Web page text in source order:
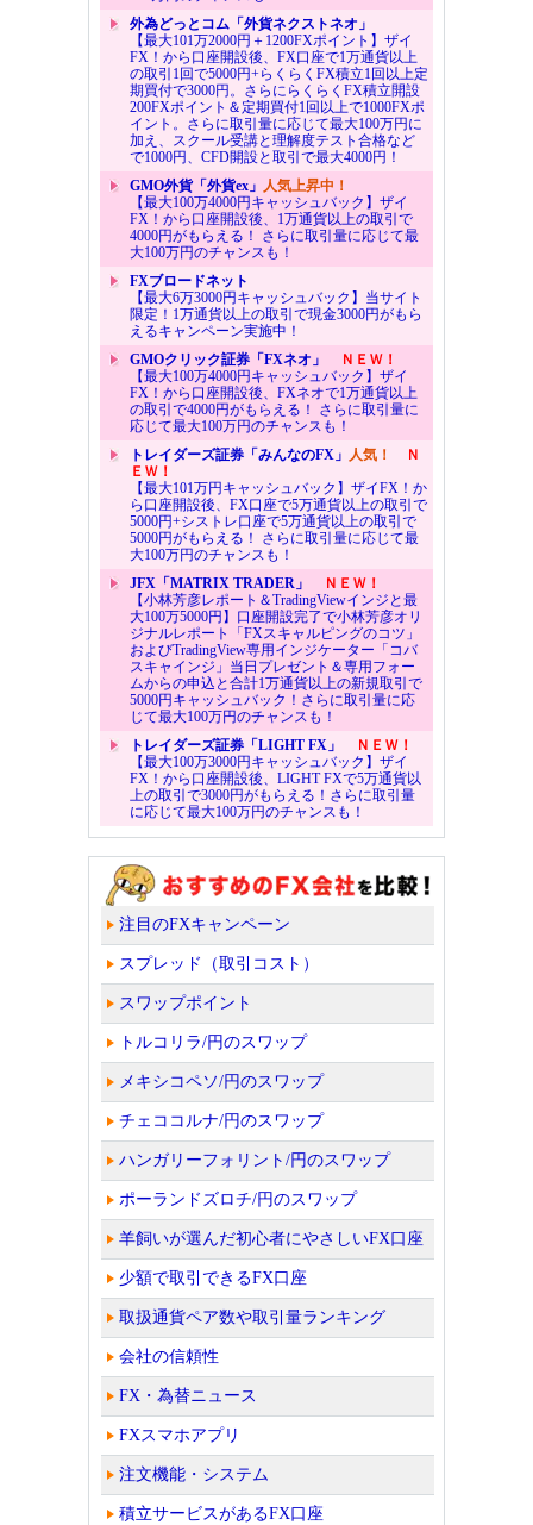
外為どっとコム「外貨ネクストネオ」
【最大101万2000円＋1200FXポイント】ザイ
FX！から口座開設後、FX口座で1万通貨以上
の取引1回で5000円+らくらくFX積立1回以上定
期買付で3000円。さらにらくらくFX積立開設
200FXポイント＆定期買付1回以上で1000FXポ
イント。さらに取引量に応じて最大100万円に
加え、スクール受講と理解度テスト合格など
で1000円、CFD開設と取引で最大4000円！
GMO外貨「外貨ex」 人気上昇中！
【最大100万4000円キャッシュバック】ザイ
FX！から口座開設後、1万通貨以上の取引で
4000円がもらえる！ さらに取引量に応じて最
大100万円のチャンスも！
FXブロードネット
【最大6万3000円キャッシュバック】当サイト
限定！1万通貨以上の取引で現金3000円がもら
えるキャンペーン実施中！
GMOクリック証券「FXネオ」
ＮＥＷ！
【最大100万4000円キャッシュバック】ザイ
FX！から口座開設後、FXネオで1万通貨以上
の取引で4000円がもらえる！ さらに取引量に
応じて最大100万円のチャンスも！
トレイダーズ証券「みんなのFX」 人気！
Ｎ
ＥＷ！
【最大101万円キャッシュバック】ザイFX！か
ら口座開設後、FX口座で5万通貨以上の取引で
5000円+シストレ口座で5万通貨以上の取引で
5000円がもらえる！ さらに取引量に応じて最
大100万円のチャンスも！
JFX「MATRIX TRADER」
ＮＥＷ！
【小林芳彦レポート＆TradingViewインジと最
大100万5000円】口座開設完了で小林芳彦オリ
ジナルレポート「FXスキャルピングのコツ」
およびTradingView専用インジケーター「コバ
スキャインジ」当日プレゼント＆専用フォー
ムからの申込と合計1万通貨以上の新規取引で
5000円キャッシュバック！さらに取引量に応
じて最大100万円のチャンスも！
トレイダーズ証券「LIGHT FX」
ＮＥＷ！
【最大100万3000円キャッシュバック】ザイ
FX！から口座開設後、LIGHT FXで5万通貨以
上の取引で3000円がもらえる！さらに取引量
に応じて最大100万円のチャンスも！
注目のFXキャンペーン
スプレッド（取引コスト）
スワップポイント
トルコリラ/円のスワップ
メキシコペソ/円のスワップ
チェココルナ/円のスワップ
ハンガリーフォリント/円のスワップ
ポーランドズロチ/円のスワップ
羊飼いが選んだ初心者にやさしいFX口座
少額で取引できるFX口座
取扱通貨ペア数や取引量ランキング
会社の信頼性
FX・為替ニュース
FXスマホアプリ
注文機能・システム
積立サービスがあるFX口座